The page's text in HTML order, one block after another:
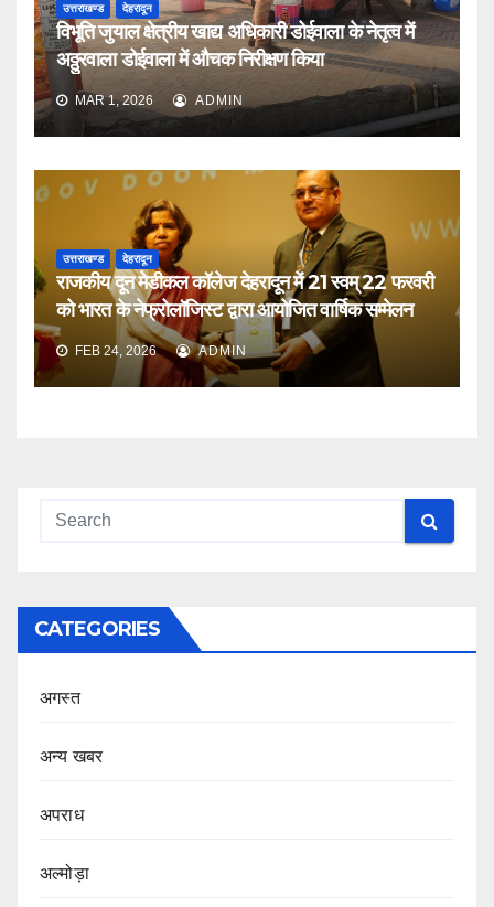
उत्तराखण्ड देहरादून
विभूति जुयाल क्षेत्रीय खाद्य अधिकारी डोईवाला के नेतृत्व में
अठ्ठुरवाला डोईवाला में औचक निरीक्षण किया
MAR 1, 2026 ADMIN
उत्तराखण्ड देहरादून
राजकीय दून मेडीकल कॉलेज देहरादून में 21 स्वम् 22 फरवरी
को भारत के नेफ्रोलॉजिस्ट द्वारा आयोजित वार्षिक सम्मेलन
FEB 24, 2026 ADMIN
CATEGORIES
अगस्त
अन्य खबर
अपराध
अल्मोड़ा